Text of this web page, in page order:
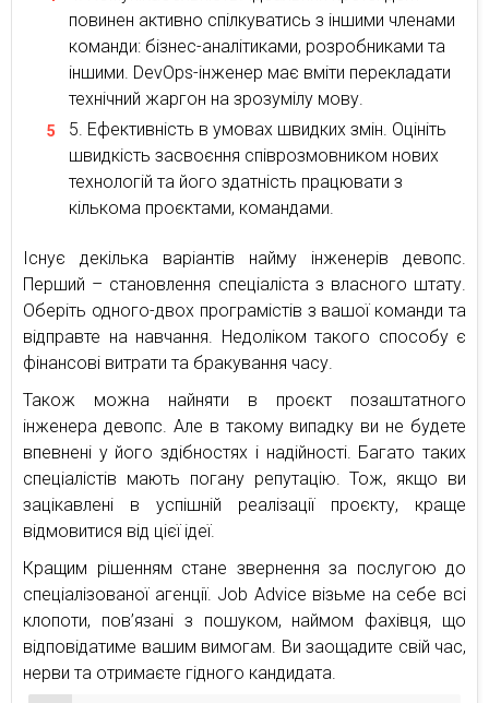
повинен активно спілкуватись з іншими членами
команди: бізнес-аналітиками, розробниками та
іншими. DevOps-інженер має вміти перекладати
технічний жаргон на зрозумілу мову.
Ефективність в умовах швидких змін. Оцініть
швидкість засвоєння співрозмовником нових
технологій та його здатність працювати з
кількома проєктами, командами.
Існує декілька варіантів найму інженерів девопс.
Перший – становлення спеціаліста з власного штату.
Оберіть одного-двох програмістів з вашої команди та
відправте на навчання. Недоліком такого способу є
фінансові витрати та бракування часу.
Також можна найняти в проєкт позаштатного
інженера девопс. Але в такому випадку ви не будете
впевнені у його здібностях і надійності. Багато таких
спеціалістів мають погану репутацію. Тож, якщо ви
зацікавлені в успішній реалізації проєкту, краще
відмовитися від цієї ідеї.
Кращим рішенням стане звернення за послугою до
спеціалізованої агенції. Job Advice візьме на себе всі
клопоти, пов’язані з пошуком, наймом фахівця, що
відповідатиме вашим вимогам. Ви заощадите свій час,
нерви та отримаєте гідного кандидата.